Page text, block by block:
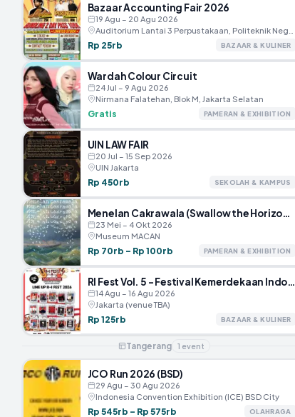
Bazaar Accounting Fair 2026
19 Agu – 20 Agu 2026
Rp 25rb BAZAAR & KULINER
Wardah Colour Circuit
24 Jul – 9 Agu 2026
Nirmana Falatehan, Blok M, Jakarta Selatan
Gratis PAMERAN & EXHIBITION
UIN LAW FAIR
20 Jul – 15 Sep 2026
UIN Jakarta
Rp 450rb SEKOLAH & KAMPUS
Menelan Cakrawala (Swallow the Horizon) – Museum MACAN
23 Mei – 4 Okt 2026
Museum MACAN
Rp 70rb – Rp 100rb PAMERAN & EXHIBITION
RI Fest Vol. 5 – Festival Kemerdekaan Indonesia
14 Agu – 16 Agu 2026
Jakarta (venue TBA)
Rp 125rb BAZAAR & KULINER
Tangerang 1 event
JCO Run 2026 (BSD)
29 Agu – 30 Agu 2026
Indonesia Convention Exhibition (ICE) BSD City
Rp 545rb – Rp 575rb OLAHRAGA